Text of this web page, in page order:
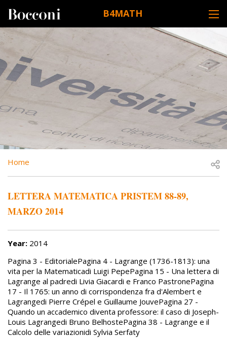
B4MATH
DESK NAVIGATION
BREADCRUMB
Home
LETTERA MATEMATICA PRISTEM 88-89,
MARZO 2014
Year: 2014
Pagina 3 - EditorialePagina 4 - Lagrange (1736-1813): una
vita per la Matematicadi Luigi PepePagina 15 - Una lettera di
Lagrange al padredi Livia Giacardi e Franco PastronePagina
17 - Il 1765: un anno di corrispondenza fra d'Alembert e
Lagrangedi Pierre Crépel e Guillaume JouvePagina 27 -
Quando un accademico diventa professore: il caso di Joseph-
Louis Lagrangedi Bruno BelhostePagina 38 - Lagrange e il
Calcolo delle variazionidi Sylvia Serfaty